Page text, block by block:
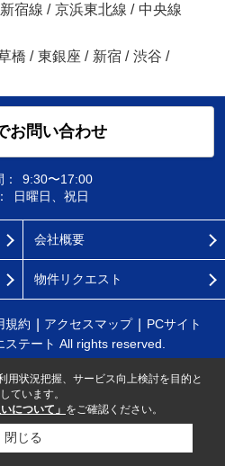
宿線 / 京浜東北線 / 中央線
橋 / 東銀座 / 新宿 / 渋谷 /
お問い合わせ
9:30〜17:00
日曜日、祝日
会社概要
物件リクエスト
規約 アクセスマップ
PCサイト
テート All rights reserved.
用状況把握、サービス向上検討を目的と
ています。
について」 をご確認ください。
閉じる